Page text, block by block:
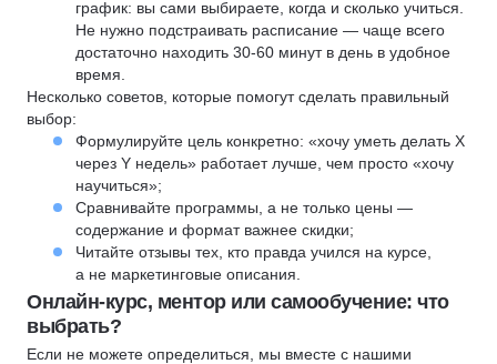
график: вы сами выбираете, когда и сколько учиться.
Не нужно подстраивать расписание — чаще всего
достаточно находить 30-60 минут в день в удобное
время.
Несколько советов, которые помогут сделать правильный
выбор:
Формулируйте цель конкретно: «хочу уметь делать X
через Y недель» работает лучше, чем просто «хочу
научиться»;
Сравнивайте программы, а не только цены —
содержание и формат важнее скидки;
Читайте отзывы тех, кто правда учился на курсе,
а не маркетинговые описания.
Онлайн-курс, ментор или самообучение: что
выбрать?
Если не можете определиться, мы вместе с нашими